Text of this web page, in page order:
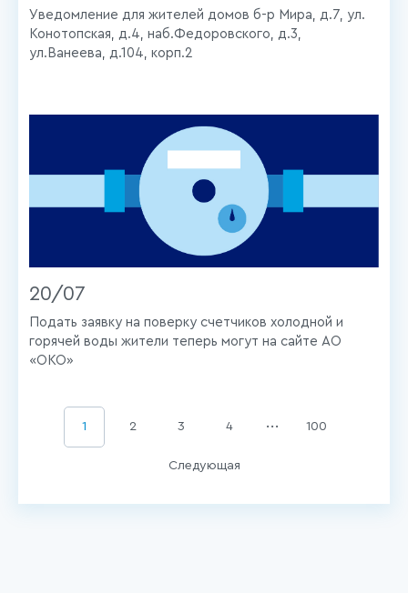
Уведомление для жителей домов б-р Мира, д.7, ул.
Конотопская, д.4, наб.Федоровского, д.3,
ул.Ванеева, д.104, корп.2
20/07
Подать заявку на поверку счетчиков холодной и
горячей воды жители теперь могут на сайте АО
«ОКО»
1 2 3 4 ... 100
Следующая